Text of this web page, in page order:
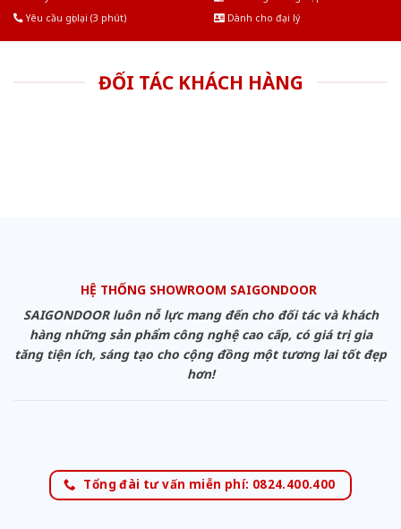
Yêu cầu gọi lại (3 phút)
Dành cho đại lý
ĐỐI TÁC KHÁCH HÀNG
HỆ THỐNG SHOWROOM SAIGONDOOR
SAIGONDOOR luôn nỗ lực mang đến cho đối tác và khách
hàng những sản phẩm công nghệ cao cấp, có giá trị gia
tăng tiện ích, sáng tạo cho cộng đồng một tương lai tốt đẹp
hơn!
Tổng đài tư vấn miễn phí: 0824.400.400